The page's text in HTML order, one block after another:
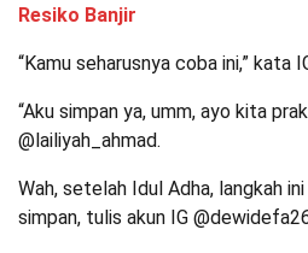
Resiko Banjir
“Kamu seharusnya coba ini,” kata
“Aku simpan ya, umm, ayo kita
@lailiyah_ahmad.
Wah, setelah Idul Adha, langkah
simpan, tulis akun IG